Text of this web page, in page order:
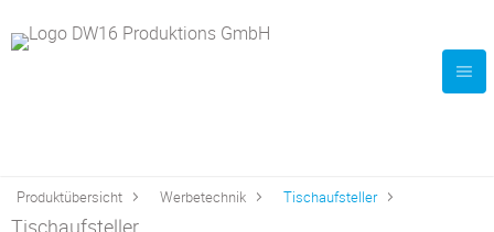
Produktübersicht Werbetechnik Tischaufsteller
Tischaufsteller